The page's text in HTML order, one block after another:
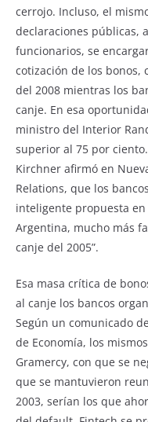
cerrojo. Incluso, el
declaraciones públicas,
funcionarios, se
cotización de los bonos,
del 2008 mientras los
canje. En esa
ministro del Interior
superior al 75 por
Kirchner afirmó en
Relations, que los
inteligente propuesta
Argentina, mucho más
canje del 2005”.
Esa masa crítica de
al canje los bancos
Según un comunicado
de Economía, los
Gramercy, con que se
que se mantuvieron
2003, serían los que